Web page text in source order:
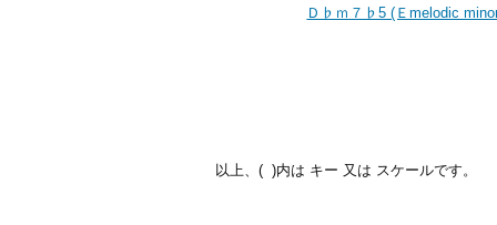
Ｄ♭ｍ７♭5 (Ｅmelodic
以上、( )内は キー 又は スケールです。